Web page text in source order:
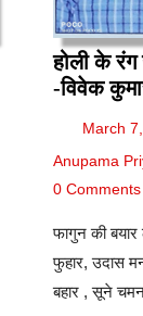
होली के
-विवेक
March
Anupama
0 Comments
फागुन की बयार
फुहार, उदास
बहार , सूने